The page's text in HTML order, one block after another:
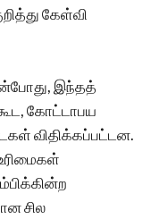
கேள்வி
இந்தத்
கோட்டாபய
விதிக்கப்பட்டன.
சில